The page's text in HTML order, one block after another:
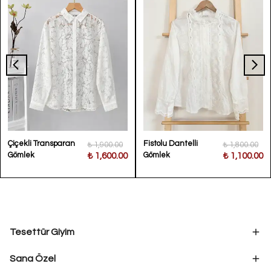
Çiçekli Transparan
Gömlek
₺ 1,900.00
₺ 1,600.00
Fistolu Dantelli
Gömlek
₺ 1,800.00
₺ 1,100.00
Tesettür Giyim
Sana Özel